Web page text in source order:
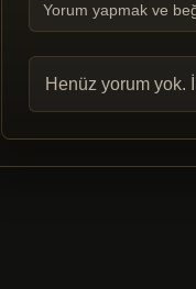
Yorum yapmak ve
Henüz yorum yok.